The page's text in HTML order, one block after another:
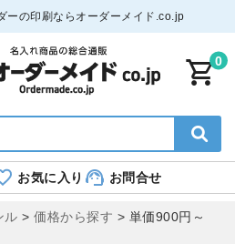
ーの印刷ならオーダーメイド.co.jp
0
お気に入り お問合せ
ル > 価格から探す > 単価900円～